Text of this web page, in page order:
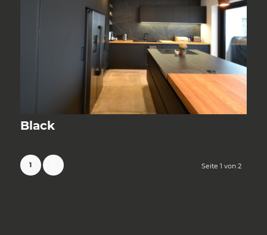
Black
Seite 1 von 2
1